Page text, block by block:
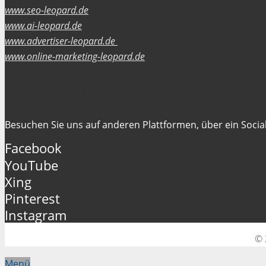
www.seo-leopard.de
www.ai-leopard.de
www.advertiser-leopard.de
www.online-marketing-leopard.de
Besuchen Sie uns auf anderen Plattformen, über ein
Facebook
YouTube
Xing
Pinterest
Instagram
©